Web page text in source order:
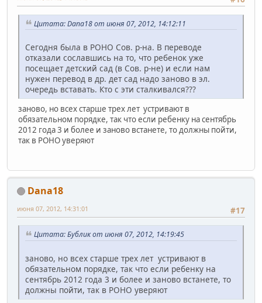
Цитата: Dana18 от июня 07, 2012, 14:12:11
Сегодня была в РОНО Сов. р-на. В переводе
отказали сославшись на то, что ребенок уже
посещает детский сад (в Сов. р-не) и если нам
нужен перевод в др. дет сад надо заново в эл.
очередь вставать. Кто с эти сталкивался???
заново, но всех старше трех лет устривают в
обязательном порядке, так что если ребенку на сентябрь
2012 года 3 и более и заново встанете, то должны пойти,
так в РОНО уверяют
Dana18
#17
июня 07, 2012, 14:31:01
Цитата: Бублик от июня 07, 2012, 14:19:45
заново, но всех старше трех лет устривают в
обязательном порядке, так что если ребенку на
сентябрь 2012 года 3 и более и заново встанете, то
должны пойти, так в РОНО уверяют